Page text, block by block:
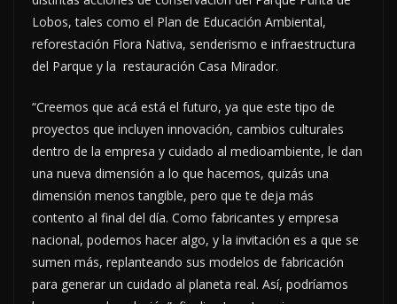
Lobos, tales como el Plan de Educación Ambiental,
reforestación Flora Nativa, senderismo e infraestructura
del Parque y la restauración Casa Mirador.
“Creemos que acá está el futuro, ya que este tipo de
proyectos que incluyen innovación, cambios culturales
dentro de la empresa y cuidado al medioambiente, le dan
una nueva dimensión a lo que hacemos, quizás una
dimensión menos tangible, pero que te deja más
contento al final del día. Como fabricantes y empresa
nacional, podemos hacer algo, y la invitación es a que se
sumen más, replanteando sus modelos de fabricación
para generar un cuidado al planeta real. Así, podríamos